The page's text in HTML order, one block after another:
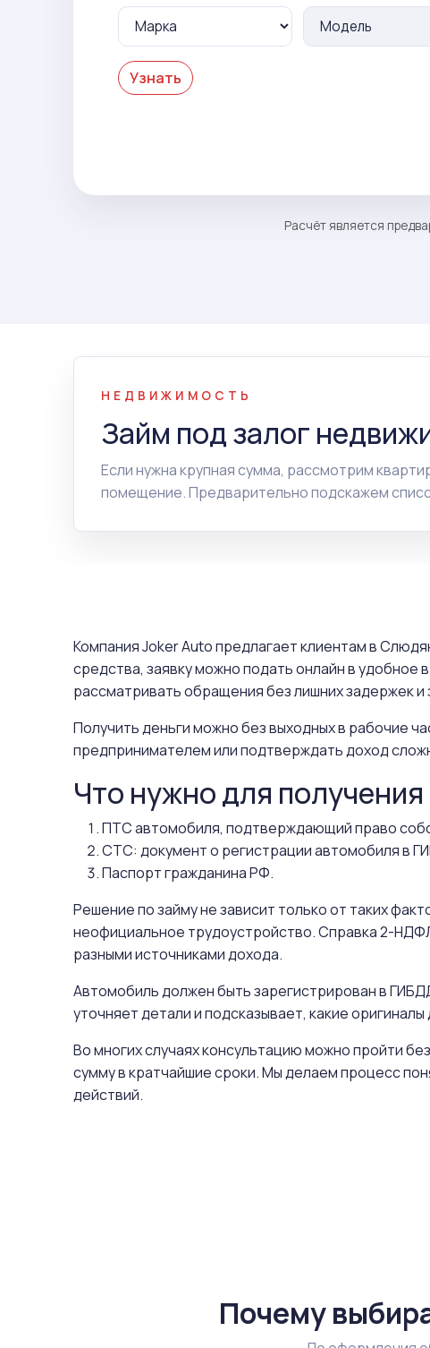
Узнать
Расчёт является
НЕДВИЖИМОСТЬ
Займ под залог
Если нужна крупная сумма, рассмотрим
помещение. Предварительно подскажем
Компания Joker Auto предлагает клиентам в
средства, заявку можно подать онлайн в
рассматривать обращения без лишних задержек и
Получить деньги можно без выходных в рабочие
предпринимателем или подтверждать доход
Что нужно для
ПТС автомобиля, подтверждающий право
СТС: документ о регистрации автомобиля в
Паспорт гражданина РФ.
Решение по займу не зависит только от таких
неофициальное трудоустройство. Справка 2-
разными источниками дохода.
Автомобиль должен быть зарегистрирован в
уточняет детали и подсказывает, какие
Во многих случаях консультацию можно пройти
сумму в кратчайшие сроки. Мы делаем процесс
действий.
Почему